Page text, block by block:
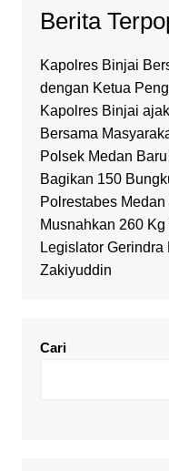
Berita
Kapolres Binjai
dengan Ketua
Kapolres Binjai
Bersama
Polsek Medan
Bagikan 150
Polrestabes
Musnahkan 260
Legislator
Zakiyuddin
Cari